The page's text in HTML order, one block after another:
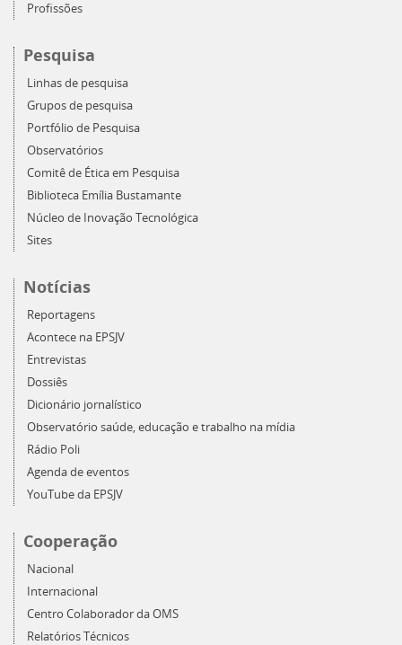
Profissões
Pesquisa
Linhas de pesquisa
Grupos de pesquisa
Portfólio de Pesquisa
Observatórios
Comitê de Ética em Pesquisa
Biblioteca Emília Bustamante
Núcleo de Inovação Tecnológica
Sites
Notícias
Reportagens
Acontece na EPSJV
Entrevistas
Dossiês
Dicionário jornalístico
Observatório saúde, educação e trabalho na mídia
Rádio Poli
Agenda de eventos
YouTube da EPSJV
Cooperação
Nacional
Internacional
Centro Colaborador da OMS
Relatórios Técnicos